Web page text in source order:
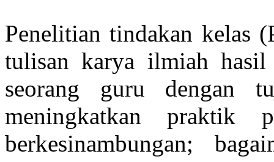
Penelitian tindakan kelas
tulisan karya ilmiah
seorang guru dengan
meningkatkan praktik
berkesinambungan;